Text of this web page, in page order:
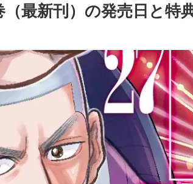
最新刊）の発売日と特